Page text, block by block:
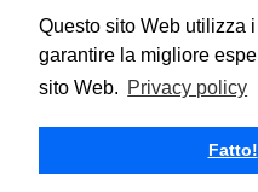
Questo sito Web utilizza
garantire la migliore
sito Web. Privacy policy
Fatto!
Contact
Calcolatriceonline.net